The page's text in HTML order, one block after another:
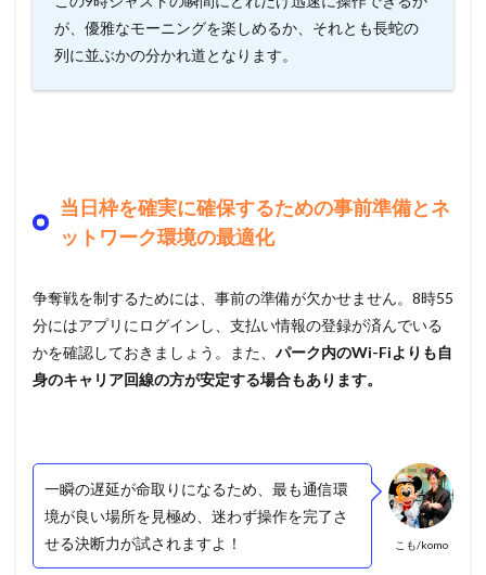
が、優雅なモーニングを楽しめるか、それとも長蛇の
列に並ぶかの分かれ道となります。
当日枠を確実に確保するための事前準備とネ
ットワーク環境の最適化
争奪戦を制するためには、事前の準備が欠かせません。8時55
分にはアプリにログインし、支払い情報の登録が済んでいる
かを確認しておきましょう。また、 パーク内のWi-Fiよりも自
身のキャリア回線の方が安定する場合もあります。
こも/komo
一瞬の遅延が命取りになるため、最も通信環
境が良い場所を見極め、迷わず操作を完了さ
せる決断力が試されますよ！